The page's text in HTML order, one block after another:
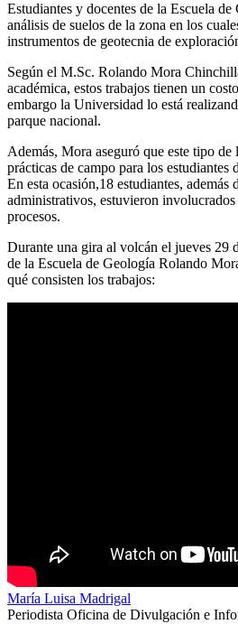
Estudiantes y docentes de la Escuela
análisis de suelos de la zona en los
instrumentos de geotecnia de
Según el M.Sc. Rolando Mora
académica, estos trabajos tienen un
embargo la Universidad lo está
parque nacional.
Además, Mora aseguró que este tipo
prácticas de campo para los estudiantes
En esta ocasión,18 estudiantes, además
administrativos, estuvieron
procesos.
Durante una gira al volcán el jueves 29
de la Escuela de Geología Rolando
qué consisten los trabajos:
María Luisa Madrigal
Periodista Oficina de Divulgación e